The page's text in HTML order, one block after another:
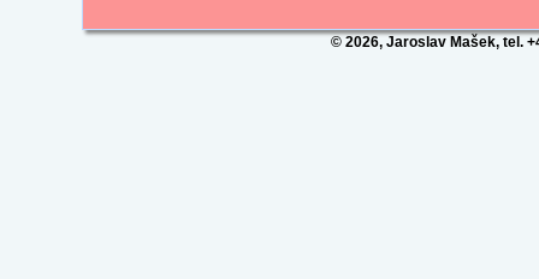
© 2026, Jaroslav Mašek, tel.